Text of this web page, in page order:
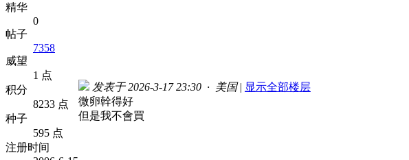
精华
0
帖子
7358
威望
1 点
积分
8233 点
种子
595 点
注册时间
发表于 2026-3-17 23:30 · 美国 | 显示全部楼层
微卵幹得好
但是我不會買